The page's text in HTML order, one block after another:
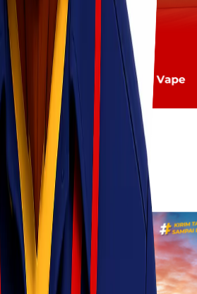
Elektronik atau Vape